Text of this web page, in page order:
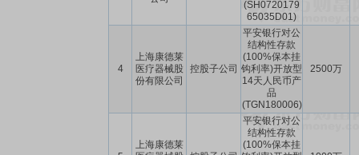
(SH0720179
65035D01)
4
上海康德莱
医疗器械股
份有限公司
控股子公司
平安银行对公
结构性存款
(100%保本挂
钩利率)开放型
14天人民币产
品
(TGN180006)
2500万
上海康德莱
平安银行对公
结构性存款
(100%保本挂